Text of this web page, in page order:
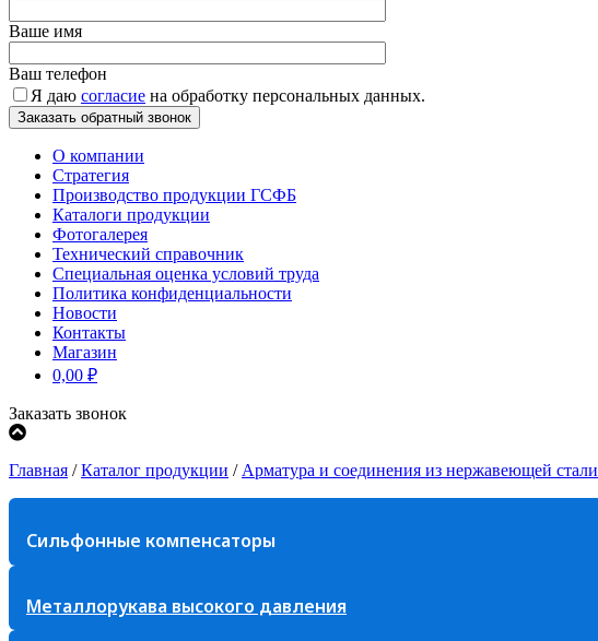
Ваше имя
Ваш телефон
Я даю согласие на обработку персональных данных.
О компании
Стратегия
Производство продукции ГСФБ
Каталоги продукции
Фотогалерея
Технический справочник
Специальная оценка условий труда
Политика конфиденциальности
Новости
Контакты
Магазин
0,00 ₽
Заказать звонок
Главная /Каталог продукции / Арматура и соединения из нержавеющей стали
Сильфонные компенсаторы
Металлорукава высокого давления